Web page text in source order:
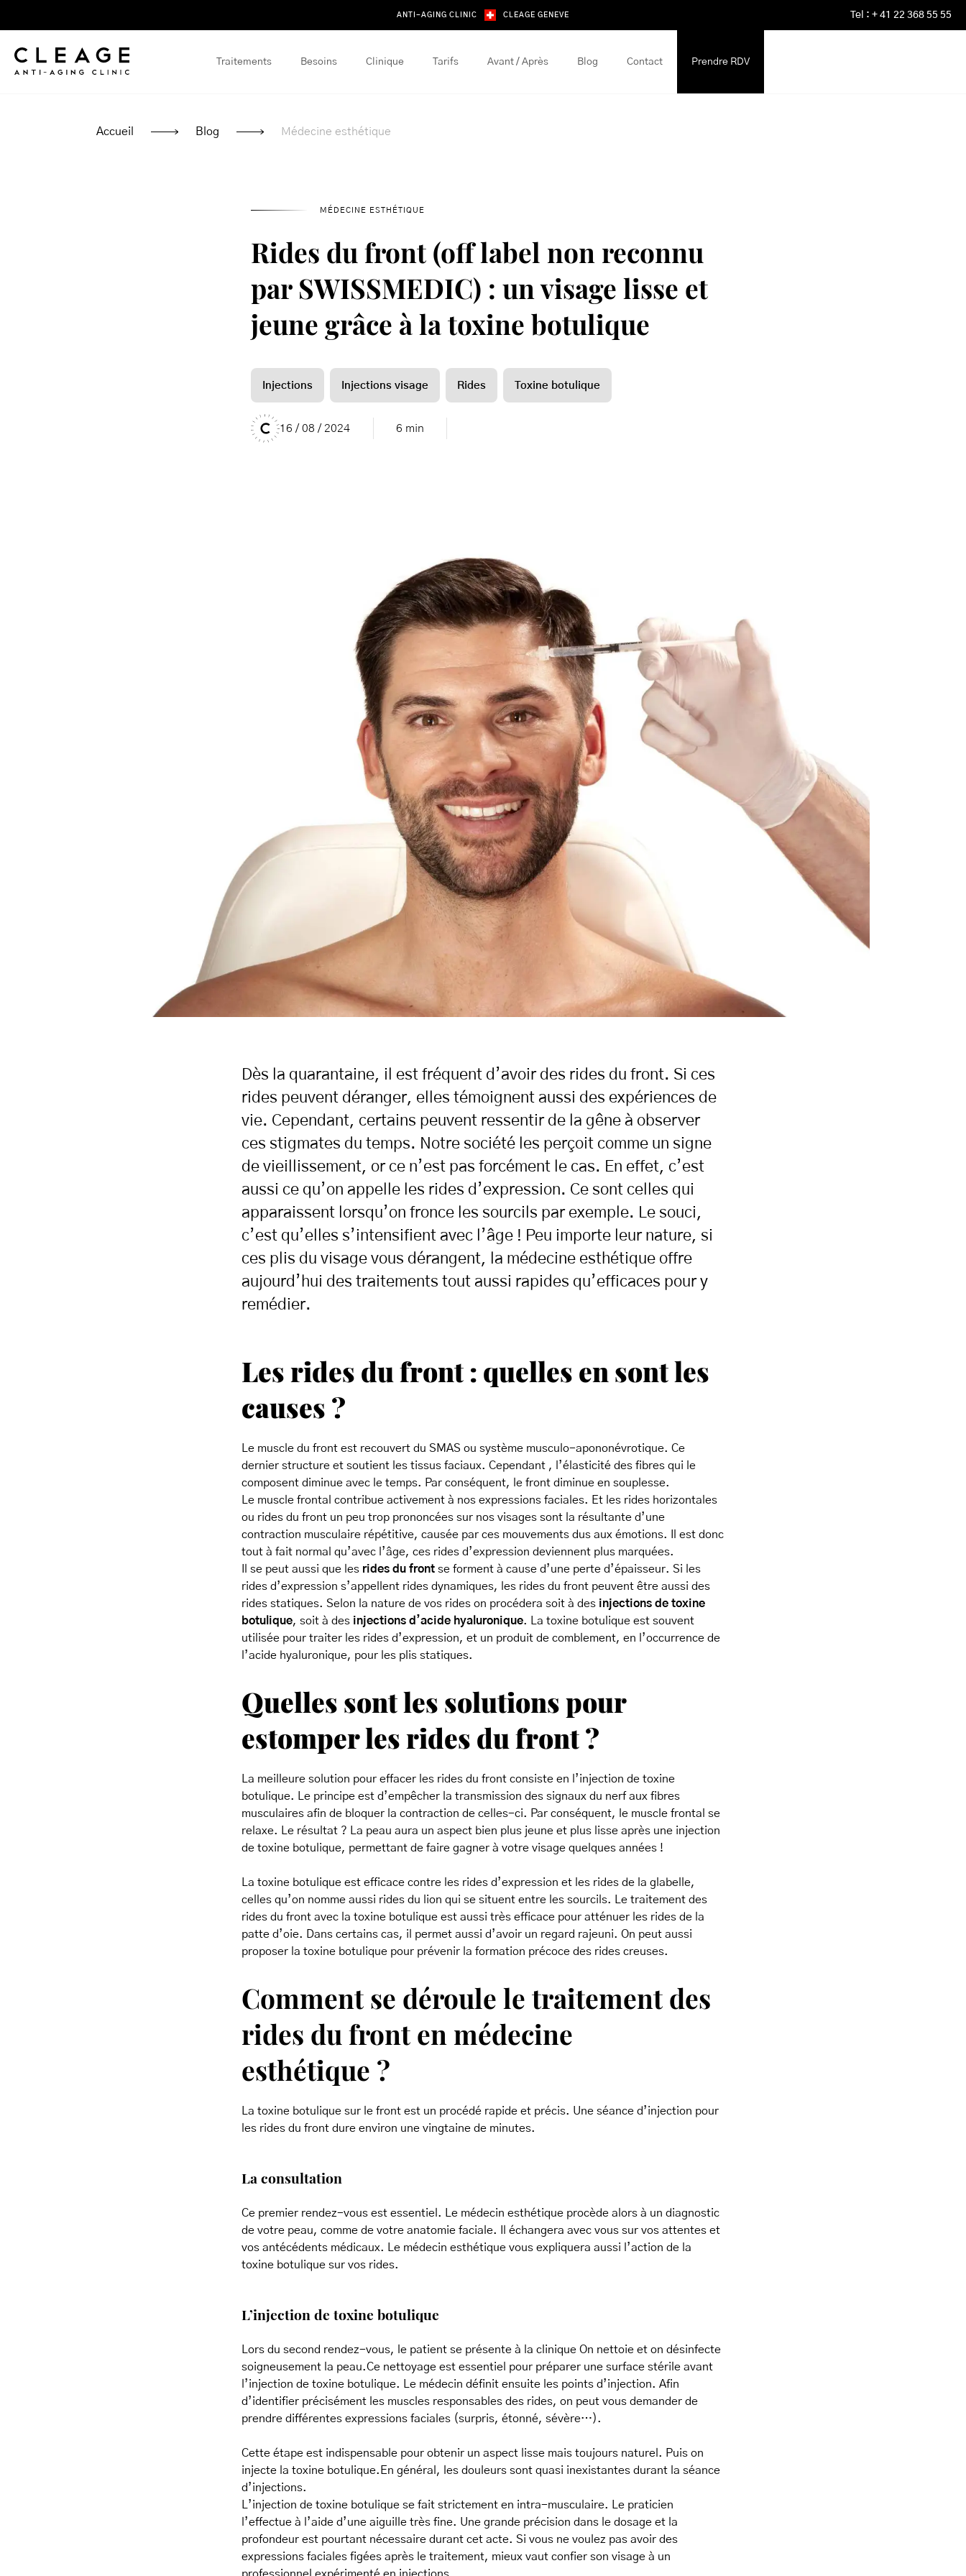
ANTI-AGING CLINIC CLEAGE GENEVE Tel : + 41 22 368 55 55
Traitements Besoins Clinique Tarifs Avant / Après Blog Contact Prendre RDV
Accueil Blog Médecine esthétique
MÉDECINE ESTHÉTIQUE
Rides du front (off label non reconnu
par SWISSMEDIC) : un visage lisse et
jeune grâce à la toxine botulique
Injections Injections visage Rides Toxine botulique
16 / 08 / 2024 6 min
Dès la quarantaine, il est fréquent d’avoir des rides du front. Si ces
rides peuvent déranger, elles témoignent aussi des expériences de
vie. Cependant, certains peuvent ressentir de la gêne à observer
ces stigmates du temps. Notre société les perçoit comme un signe
de vieillissement, or ce n’est pas forcément le cas. En effet, c’est
aussi ce qu’on appelle les rides d’expression. Ce sont celles qui
apparaissent lorsqu’on fronce les sourcils par exemple. Le souci,
c’est qu’elles s’intensifient avec l’âge ! Peu importe leur nature, si
ces plis du visage vous dérangent, la médecine esthétique offre
aujourd’hui des traitements tout aussi rapides qu’efficaces pour y
remédier.
Les rides du front : quelles en sont les
causes ?
Le muscle du front est recouvert du SMAS ou système musculo-apononévrotique. Ce
dernier structure et soutient les tissus faciaux. Cependant , l’élasticité des fibres qui le
composent diminue avec le temps. Par conséquent, le front diminue en souplesse.
Le muscle frontal contribue activement à nos expressions faciales. Et les rides horizontales
ou rides du front un peu trop prononcées sur nos visages sont la résultante d’une
contraction musculaire répétitive, causée par ces mouvements dus aux émotions. Il est donc
tout à fait normal qu’avec l’âge, ces rides d’expression deviennent plus marquées.
Il se peut aussi que les rides du front se forment à cause d’une perte d’épaisseur. Si les
rides d’expression s’appellent rides dynamiques, les rides du front peuvent être aussi des
rides statiques. Selon la nature de vos rides on procédera soit à des injections de toxine
botulique, soit à des injections d’acide hyaluronique. La toxine botulique est souvent
utilisée pour traiter les rides d’expression, et un produit de comblement, en l’occurrence de
l’acide hyaluronique, pour les plis statiques.
Quelles sont les solutions pour
estomper les rides du front ?
La meilleure solution pour effacer les rides du front consiste en l’injection de toxine
botulique. Le principe est d’empêcher la transmission des signaux du nerf aux fibres
musculaires afin de bloquer la contraction de celles-ci. Par conséquent, le muscle frontal se
relaxe. Le résultat ? La peau aura un aspect bien plus jeune et plus lisse après une injection
de toxine botulique, permettant de faire gagner à votre visage quelques années !
La toxine botulique est efficace contre les rides d’expression et les rides de la glabelle,
celles qu’on nomme aussi rides du lion qui se situent entre les sourcils. Le traitement des
rides du front avec la toxine botulique est aussi très efficace pour atténuer les rides de la
patte d’oie. Dans certains cas, il permet aussi d’avoir un regard rajeuni. On peut aussi
proposer la toxine botulique pour prévenir la formation précoce des rides creuses.
Comment se déroule le traitement des
rides du front en médecine
esthétique ?
La toxine botulique sur le front est un procédé rapide et précis. Une séance d’injection pour
les rides du front dure environ une vingtaine de minutes.
La consultation
Ce premier rendez-vous est essentiel. Le médecin esthétique procède alors à un diagnostic
de votre peau, comme de votre anatomie faciale. Il échangera avec vous sur vos attentes et
vos antécédents médicaux. Le médecin esthétique vous expliquera aussi l’action de la
toxine botulique sur vos rides.
L’injection de toxine botulique
Lors du second rendez-vous, le patient se présente à la clinique On nettoie et on désinfecte
soigneusement la peau.Ce nettoyage est essentiel pour préparer une surface stérile avant
l’injection de toxine botulique. Le médecin définit ensuite les points d’injection. Afin
d’identifier précisément les muscles responsables des rides, on peut vous demander de
prendre différentes expressions faciales (surpris, étonné, sévère…).
Cette étape est indispensable pour obtenir un aspect lisse mais toujours naturel. Puis on
injecte la toxine botulique.En général, les douleurs sont quasi inexistantes durant la séance
d’injections.
L’injection de toxine botulique se fait strictement en intra-musculaire. Le praticien
l’effectue à l’aide d’une aiguille très fine. Une grande précision dans le dosage et la
profondeur est pourtant nécessaire durant cet acte. Si vous ne voulez pas avoir des
expressions faciales figées après le traitement, mieux vaut confier son visage à un